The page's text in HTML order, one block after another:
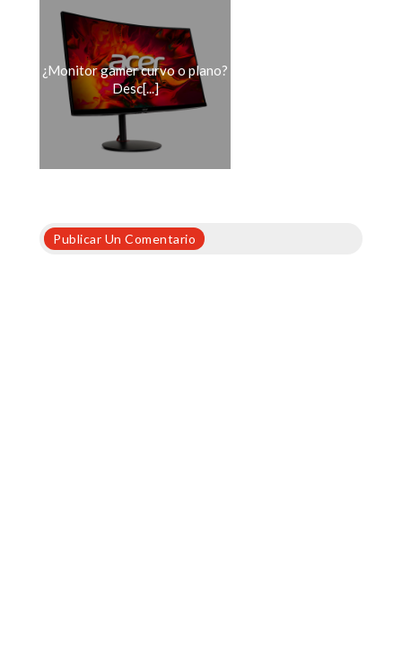
¿Monitor gamer curvo o plano?
Desc[...]
Publicar Un Comentario